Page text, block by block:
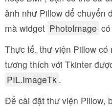
ảnh như Pillow để chuyển
mà widget PhotoImage
Thực tế, thư viện Pillow có
tương thích với Tkinter
PIL.ImageTk .
Để cài đặt thư viện Pillow,